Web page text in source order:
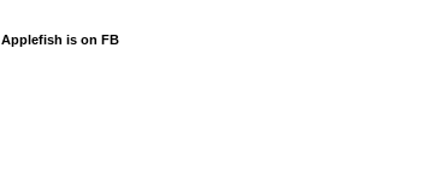
Applefish is on FB